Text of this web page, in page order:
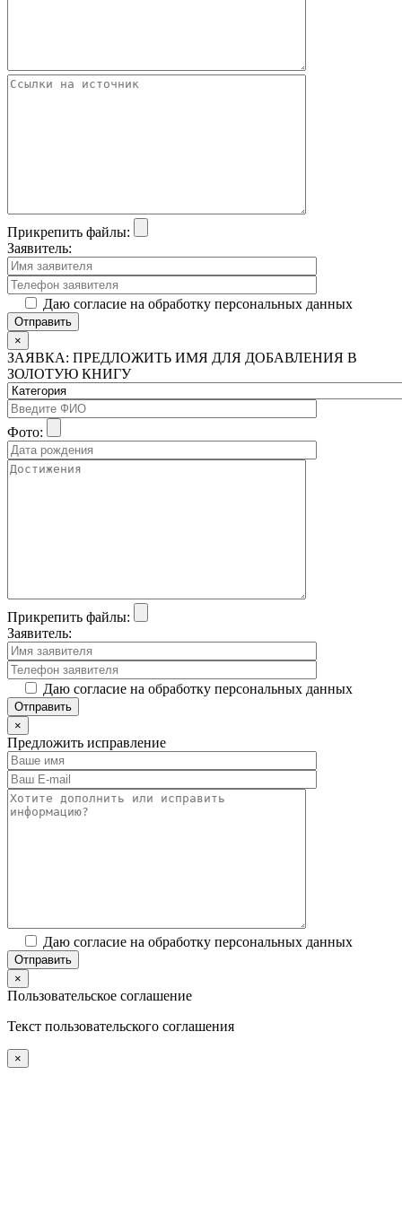
Прикрепить файлы:
Заявитель:
Даю согласие на обработку персональных данных
×
ЗАЯВКА: ПРЕДЛОЖИТЬ ИМЯ ДЛЯ ДОБАВЛЕНИЯ В
ЗОЛОТУЮ КНИГУ
Фото:
Прикрепить файлы:
Заявитель:
Даю согласие на обработку персональных данных
×
Предложить исправление
Даю согласие на обработку персональных данных
×
Пользовательское соглашение
Текст пользовательского соглашения
×